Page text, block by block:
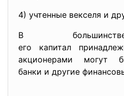
4) учтенные векселя и
В
его капитал
акционерами могут
банки и другие